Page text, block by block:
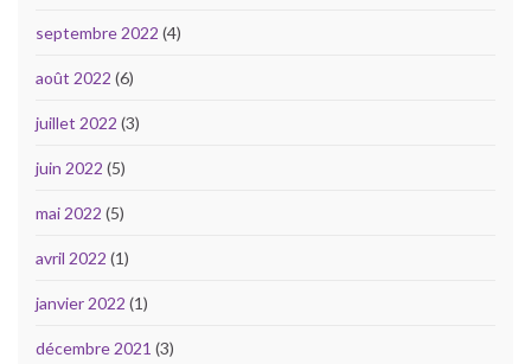
septembre 2022 (4)
août 2022 (6)
juillet 2022 (3)
juin 2022 (5)
mai 2022 (5)
avril 2022 (1)
janvier 2022 (1)
décembre 2021 (3)